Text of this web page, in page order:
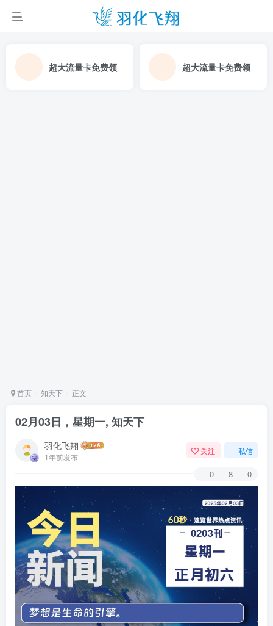
超大流量卡免费领 超大流量卡免费领
首页 知天下 正文
02月03日，星期一, 知天下
羽化飞翔
1年前发布
关注 私信
0 8 0